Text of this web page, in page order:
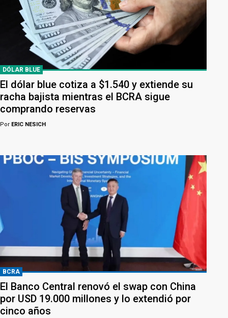
DÓLAR BLUE
El dólar blue cotiza a $1.540 y extiende su
racha bajista mientras el BCRA sigue
comprando reservas
Por ERIC NESICH
BCRA
El Banco Central renovó el swap con China
por USD 19.000 millones y lo extendió por
cinco años